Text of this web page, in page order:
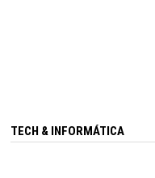
TECH & INFORMÁTICA